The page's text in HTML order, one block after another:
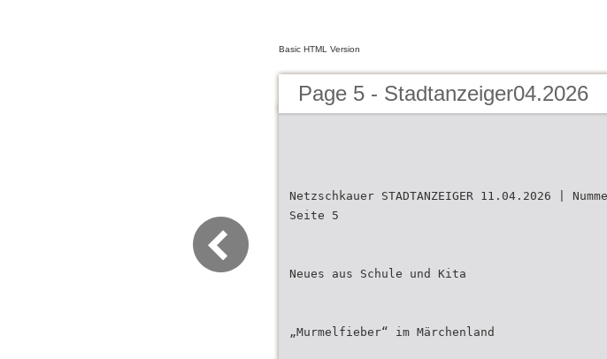
Basic HTML Version
Page 5 - Stadtanzeiger04.2026
Netzschkauer STADTANZEIGER 11.04.2026 |
Seite 5
Neues aus Schule und Kita
„Murmelfieber“ im Märchenland